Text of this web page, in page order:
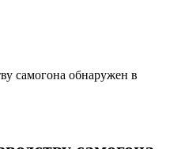
самогона обнаружен в